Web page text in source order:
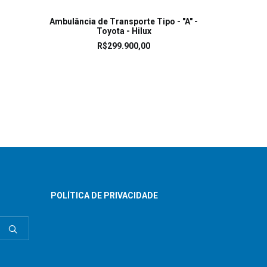
LEIA MAIS
Ambulância de Transporte Tipo - "A" -
Toyota - Hilux
R$299.900,00
POLÍTICA DE PRIVACIDADE